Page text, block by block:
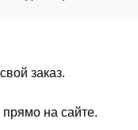
заказ.
на сайте.